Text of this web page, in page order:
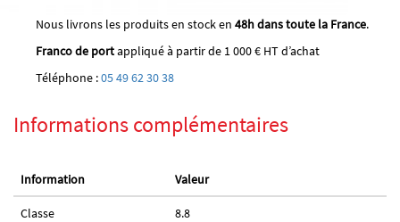
Nous livrons les produits en stock en 48h dans toute la France.
Franco de portappliqué à partir de 1 000 € HT d’achat
Téléphone :05 49 62 30 38
Informations complémentaires
Information Valeur
Classe 8.8